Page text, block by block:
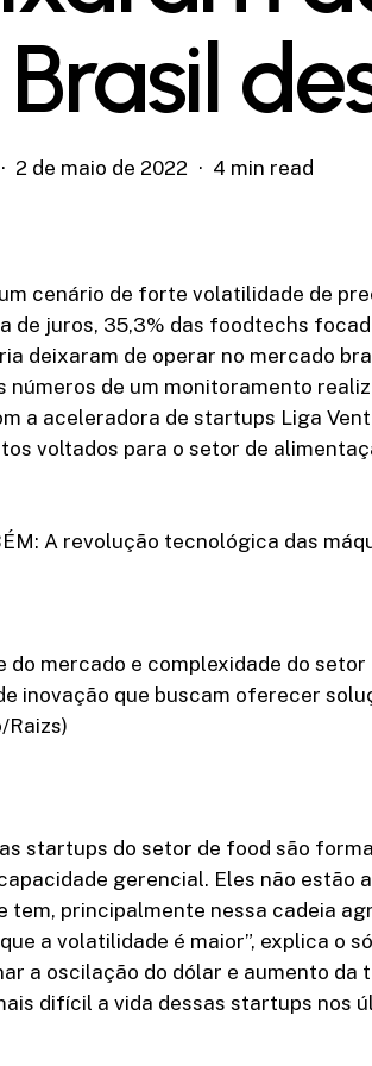
2 de maio de 2022 4 min read
cenário de forte volatilidade de
de juros, 35,3% das foodtechs
deixaram de operar no mercado
números de um monitoramento
a aceleradora de startups Liga
voltados para o setor de
A revolução tecnológica das
do mercado e complexidade do
inovação que buscam oferecer
Raizs)
startups do setor de food são
gerencial. Eles não estão
tem, principalmente nessa cadeia
a volatilidade é maior”, explica o
a oscilação do dólar e aumento
difícil a vida dessas startups nos